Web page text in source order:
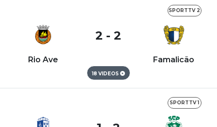
SPORTTV 2
Rio Ave
2 - 2
Famalicão
18 VIDEOS
SPORTTV 1